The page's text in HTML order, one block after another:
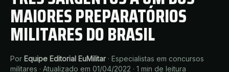
MAIORES PREPARATÓRIOS
MILITARES DO BRASIL
Por Equipe Editorial EuMilitar· Especialistas em concursos
militares · Atualizado em 01/04/2022 · 1 min de leitura